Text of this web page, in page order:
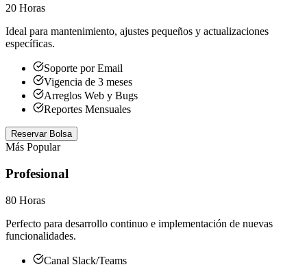
20 Horas
Ideal para mantenimiento, ajustes pequeños y actualizaciones
específicas.
Soporte por Email
Vigencia de 3 meses
Arreglos Web y Bugs
Reportes Mensuales
Reservar Bolsa
Más Popular
Profesional
80 Horas
Perfecto para desarrollo continuo e implementación de nuevas
funcionalidades.
Canal Slack/Teams